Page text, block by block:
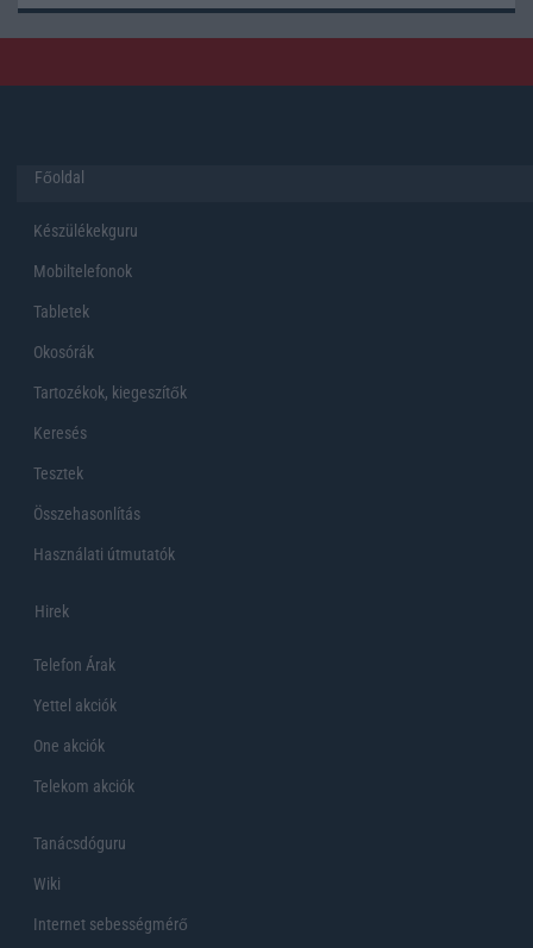
Főoldal
Készülékekguru
Mobiltelefonok
Tabletek
Okosórák
Tartozékok, kiegeszítők
Keresés
Tesztek
Összehasonlítás
Használati útmutatók
Hirek
Telefon Árak
Yettel akciók
One akciók
Telekom akciók
Tanácsdóguru
Wiki
Internet sebességmérő